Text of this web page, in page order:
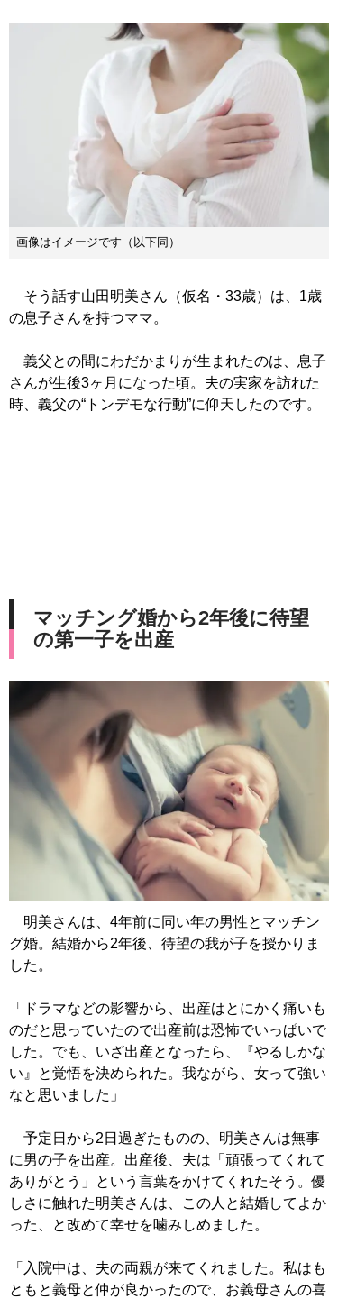
画像はイメージです（以下同）
そう話す山田明美さん（仮名・33歳）は、1歳
の息子さんを持つママ。
義父との間にわだかまりが生まれたのは、息子
さんが生後3ヶ月になった頃。夫の実家を訪れた
時、義父の“トンデモな行動”に仰天したのです。
マッチング婚から2年後に待望
の第一子を出産
明美さんは、4年前に同い年の男性とマッチン
グ婚。結婚から2年後、待望の我が子を授かりま
した。
「ドラマなどの影響から、出産はとにかく痛いも
のだと思っていたので出産前は恐怖でいっぱいで
した。でも、いざ出産となったら、『やるしかな
い』と覚悟を決められた。我ながら、女って強い
なと思いました」
予定日から2日過ぎたものの、明美さんは無事
に男の子を出産。出産後、夫は「頑張ってくれて
ありがとう」という言葉をかけてくれたそう。優
しさに触れた明美さんは、この人と結婚してよか
った、と改めて幸せを噛みしめました。
「入院中は、夫の両親が来てくれました。私はも
ともと義母と仲が良かったので、お義母さんの喜